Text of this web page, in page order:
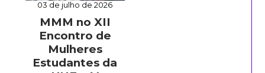
03 de julho de 2026
MMM no XII
Encontro de
Mulheres
Estudantes da